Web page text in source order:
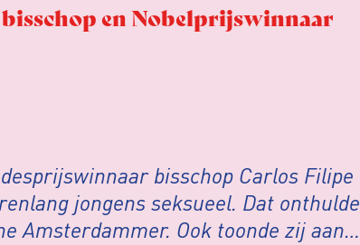
en Nobelprijswinnaar
bisschop Carlos Filipe
jongens seksueel. Dat onthulde
Amsterdammer. Ook toonde zij aan